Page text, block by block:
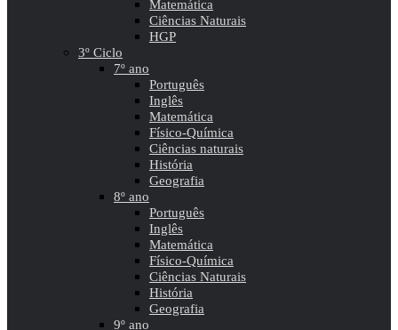
Matemática
Ciências Naturais
HGP
3º Ciclo
7º ano
Português
Inglês
Matemática
Físico-Química
Ciências naturais
História
Geografia
8º ano
Português
Inglês
Matemática
Físico-Química
Ciências Naturais
História
Geografia
9º ano